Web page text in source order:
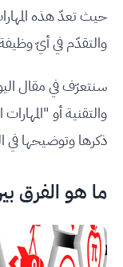
حيث تعدّ هذه
والتقدّم في أيّ
سنتعرّف في مقال
والتقنية أو
ذكرها وتوضيحها في
ما هو الفرق